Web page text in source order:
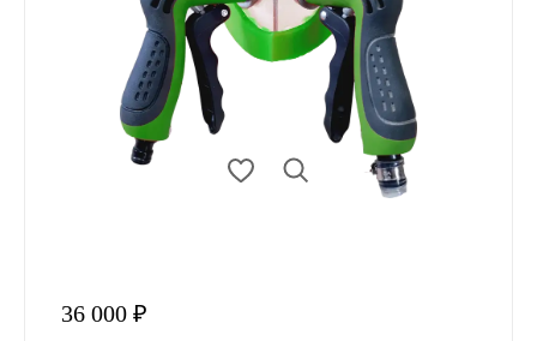
36 000 ₽